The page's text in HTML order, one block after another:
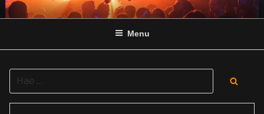
Skip
to
Menu
Search
for: